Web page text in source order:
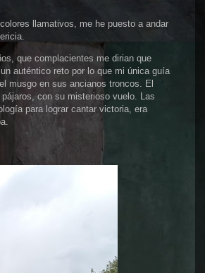
llamativos, me he puesto a andar
que complacientes me dirian que
auténtico reto por lo que mi única guía
musgo en sus ancianos troncos. El
con su misterioso vuelo. Las
para lograr cantar victoria, era